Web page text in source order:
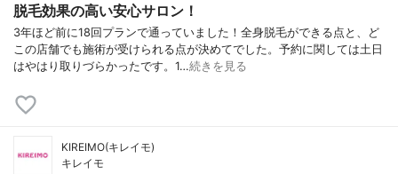
脱毛効果の高い安心サロン！
3年ほど前に18回プランで通っていました！全身脱毛ができる点と、ど
この店舗でも施術が受けられる点が決めてでした。予約に関しては土日
はやはり取りづらかったです。1…続きを見る
KIREIMO(キレイモ)
キレイモ